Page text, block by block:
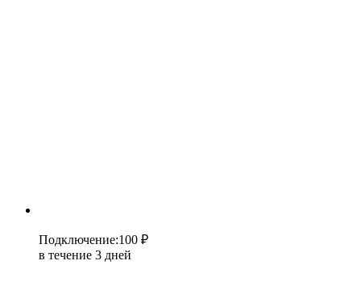
Подключение:100 ₽
в течение 3 дней